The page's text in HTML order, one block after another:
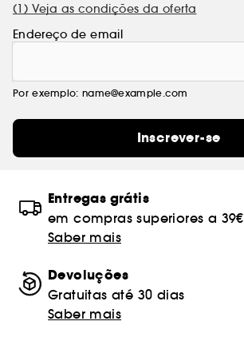
(1) Veja as condições da oferta
Endereço de email
Por exemplo: name@example.com
Inscrever-se
Entregas grátis
em compras superiores a 39€
Saber mais
Devoluções
Gratuitas até 30 dias
Saber mais